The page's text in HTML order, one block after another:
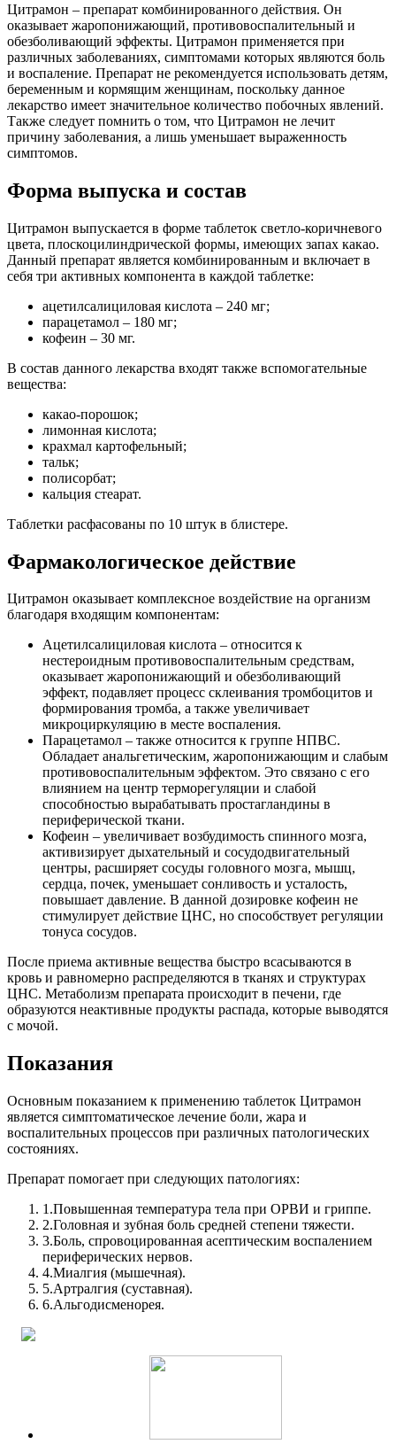
Цитрамон – препарат комбинированного действия. Он
оказывает жаропонижающий, противовоспалительный и
обезболивающий эффекты. Цитрамон применяется при
различных заболеваниях, симптомами которых являются боль
и воспаление. Препарат не рекомендуется использовать детям,
беременным и кормящим женщинам, поскольку данное
лекарство имеет значительное количество побочных явлений.
Также следует помнить о том, что Цитрамон не лечит
причину заболевания, а лишь уменьшает выраженность
симптомов.
Форма выпуска и состав
Цитрамон выпускается в форме таблеток светло-коричневого
цвета, плоскоцилиндрической формы, имеющих запах какао.
Данный препарат является комбинированным и включает в
себя три активных компонента в каждой таблетке:
ацетилсалициловая кислота – 240 мг;
парацетамол – 180 мг;
кофеин – 30 мг.
В состав данного лекарства входят также вспомогательные
вещества:
какао-порошок;
лимонная кислота;
крахмал картофельный;
тальк;
полисорбат;
кальция стеарат.
Таблетки расфасованы по 10 штук в блистере.
Фармакологическое действие
Цитрамон оказывает комплексное воздействие на организм
благодаря входящим компонентам:
Ацетилсалициловая кислота – относится к
нестероидным противовоспалительным средствам,
оказывает жаропонижающий и обезболивающий
эффект, подавляет процесс склеивания тромбоцитов и
формирования тромба, а также увеличивает
микроциркуляцию в месте воспаления.
Парацетамол – также относится к группе НПВС.
Обладает анальгетическим, жаропонижающим и слабым
противовоспалительным эффектом. Это связано с его
влиянием на центр терморегуляции и слабой
способностью вырабатывать простагландины в
периферической ткани.
Кофеин – увеличивает возбудимость спинного мозга,
активизирует дыхательный и сосудодвигательный
центры, расширяет сосуды головного мозга, мышц,
сердца, почек, уменьшает сонливость и усталость,
повышает давление. В данной дозировке кофеин не
стимулирует действие ЦНС, но способствует регуляции
тонуса сосудов.
После приема активные вещества быстро всасываются в
кровь и равномерно распределяются в тканях и структурах
ЦНС. Метаболизм препарата происходит в печени, где
образуются неактивные продукты распада, которые выводятся
с мочой.
Показания
Основным показанием к применению таблеток Цитрамон
является симптоматическое лечение боли, жара и
воспалительных процессов при различных патологических
состояниях.
Препарат помогает при следующих патологиях:
1.Повышенная температура тела при ОРВИ и гриппе.
2.Головная и зубная боль средней степени тяжести.
3.Боль, спровоцированная асептическим воспалением
периферических нервов.
4.Миалгия (мышечная).
5.Артралгия (суставная).
6.Альгодисменорея.